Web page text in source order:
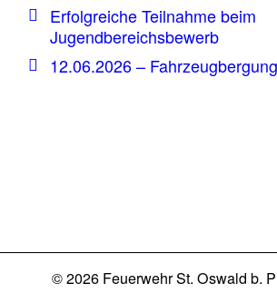
Erfolgreiche Teilnahme beim
Jugendbereichsbewerb
12.06.2026 – Fahrzeugbergung
© 2026 Feuerwehr St. Oswald b.